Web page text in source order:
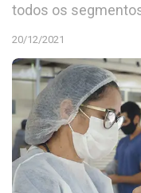
todos os
20/12/2021